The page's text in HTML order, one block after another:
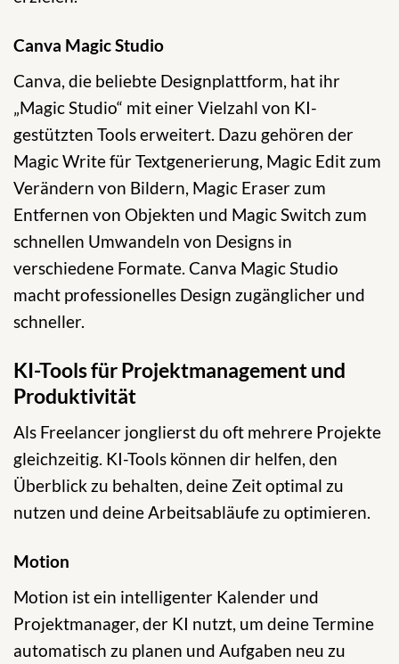
Canva Magic Studio
Canva, die beliebte Designplattform, hat ihr
„Magic Studio“ mit einer Vielzahl von KI-
gestützten Tools erweitert. Dazu gehören der
Magic Write für Textgenerierung, Magic Edit zum
Verändern von Bildern, Magic Eraser zum
Entfernen von Objekten und Magic Switch zum
schnellen Umwandeln von Designs in
verschiedene Formate. Canva Magic Studio
macht professionelles Design zugänglicher und
schneller.
KI-Tools für Projektmanagement und
Produktivität
Als Freelancer jonglierst du oft mehrere Projekte
gleichzeitig. KI-Tools können dir helfen, den
Überblick zu behalten, deine Zeit optimal zu
nutzen und deine Arbeitsabläufe zu optimieren.
Motion
Motion ist ein intelligenter Kalender und
Projektmanager, der KI nutzt, um deine Termine
automatisch zu planen und Aufgaben neu zu